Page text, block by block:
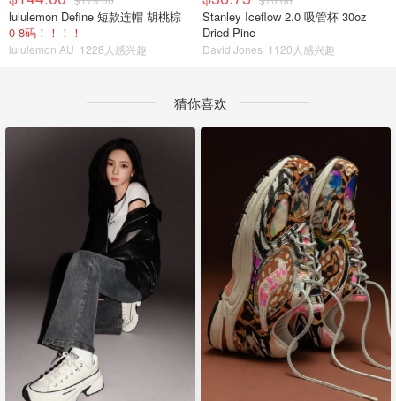
lululemon Define 短款连帽 胡桃棕
0-8码！！！！
lululemon AU 1228人感兴趣
Stanley Iceflow 2.0 吸管杯 30oz
Dried Pine
David Jones 1120人感兴趣
猜你喜欢